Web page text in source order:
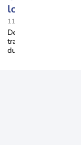
lourdes
la France
11:51
Depuis le mois de
traverse un été
durée et son